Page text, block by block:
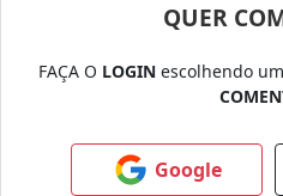
QUER
FAÇA O LOGIN escolhendo
Google